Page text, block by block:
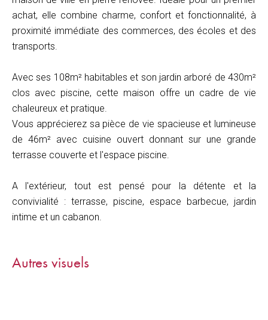
achat, elle combine charme, confort et fonctionnalité, à
proximité immédiate des commerces, des écoles et des
transports.
Avec ses 108m² habitables et son jardin arboré de 430m²
clos avec piscine, cette maison offre un cadre de vie
chaleureux et pratique.
Vous apprécierez sa pièce de vie spacieuse et lumineuse
de 46m² avec cuisine ouvert donnant sur une grande
terrasse couverte et l'espace piscine.
A l'extérieur, tout est pensé pour la détente et la
convivialité : terrasse, piscine, espace barbecue, jardin
intime et un cabanon.
Autres visuels